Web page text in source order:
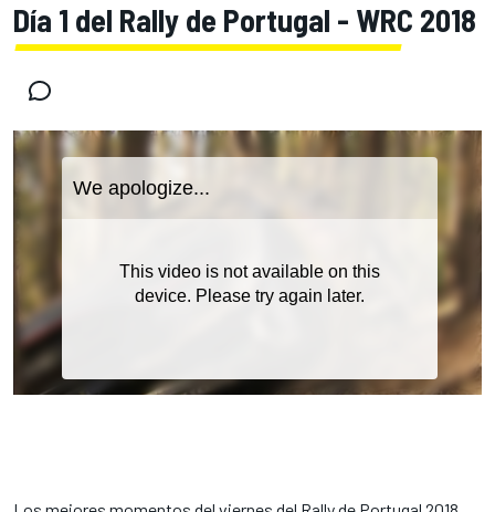
Día 1 del Rally de Portugal - WRC 2018